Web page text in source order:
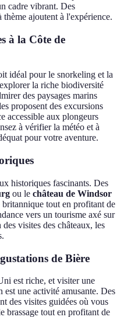
cadre vibrant. Des
thème ajoutent à l'expérience.
à la Côte de
idéal pour le snorkeling et la
la riche biodiversité
des paysages marins
proposent des excursions
accessible aux plongeurs
à vérifier la météo et à
pour votre aventure.
historiques fascinants. Des
ou le château de Windsor
tout en profitant de
vers un tourisme axé sur
visites des châteaux, les
de Bière
est riche, et visiter une
est une activité amusante. Des
des visites guidées où vous
brassage tout en profitant de